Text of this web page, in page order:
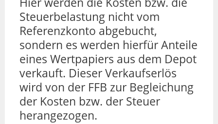
Steuerbelastung nicht vom
Referenzkonto abgebucht,
sondern es werden hierfür Anteile
eines Wertpapiers aus dem Depot
verkauft. Dieser Verkaufserlös
wird von der FFB zur Begleichung
der Kosten bzw. der Steuer
herangezogen.